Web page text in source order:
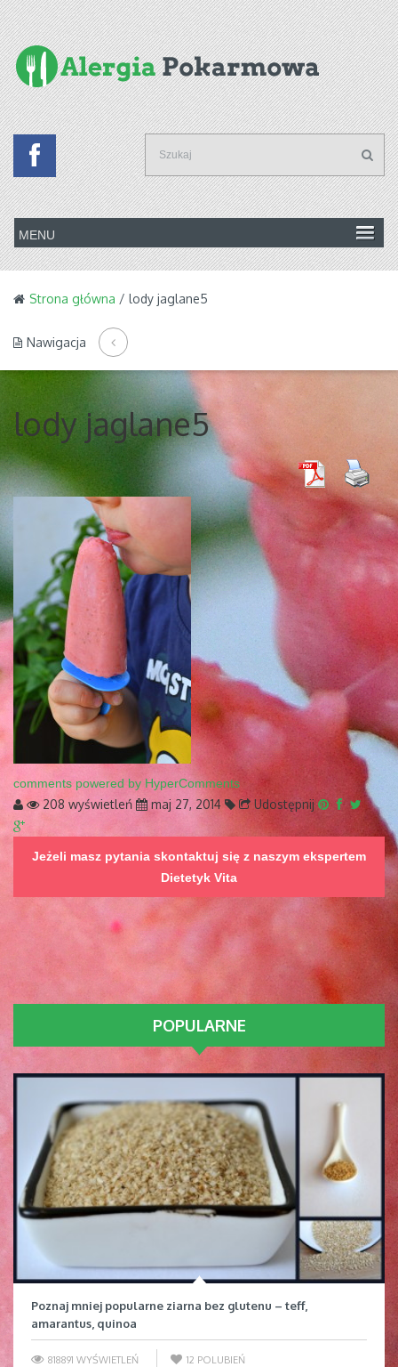
Strona główna / lody jaglane5
Nawigacja
lody jaglane5
comments powered by HyperComments
208 wyświetleń maj 27, 2014 Udostępnij
Jeżeli masz pytania skontaktuj się z naszym ekspertem
Dietetyk Vita
POPULARNE
Poznaj mniej popularne ziarna bez glutenu – teff,
amarantus, quinoa
818891 WYŚWIETLEŃ 12 POLUBIEŃ